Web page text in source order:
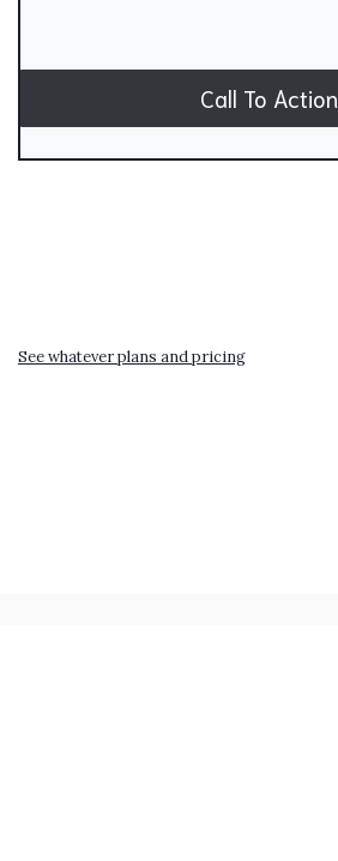
Call To Action
See whatever plans and pricing